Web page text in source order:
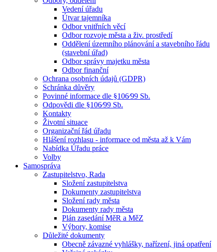
Vedení úřadu
Útvar tajemníka
Odbor vnitřních věcí
Odbor rozvoje města a živ. prostředí
Oddělení územního plánování a stavebního řádu
(stavební úřad)
Odbor správy majetku města
Odbor finanční
Ochrana osobních údajů (GDPR)
Schránka důvěry
Povinné informace dle §106⁄99 Sb.
Odpovědi dle §106⁄99 Sb.
Kontakty
Životní situace
Organizační řád úřadu
Hlášení rozhlasu - informace od města až k Vám
Nabídka Úřadu práce
Volby
Samospráva
Zastupitelstvo, Rada
Složení zastupitelstva
Dokumenty zastupitelstva
Složení rady města
Dokumenty rady města
Plán zasedání MěR a MěZ
Výbory, komise
Důležité dokumenty
Obecně závazné vyhlášky, nařízení, jiná opatření